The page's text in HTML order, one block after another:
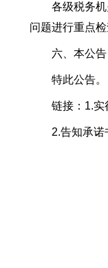
各级税务机关
问题进行重点
六、本公告
特此公告。
链接：1.实行
2.告知承诺